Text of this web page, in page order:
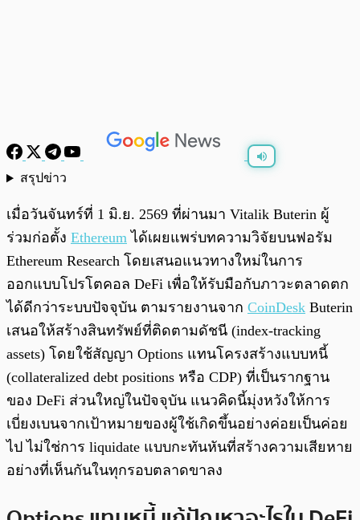
สรุปข่าว
เมื่อวันจันทร์ที่ 1 มิ.ย. 2569 ที่ผ่านมา Vitalik Buterin ผู้
ร่วมก่อตั้ง Ethereum ได้เผยแพร่บทความวิจัยบนฟอรัม
Ethereum Research โดยเสนอแนวทางใหม่ในการ
ออกแบบโปรโตคอล DeFi เพื่อให้รับมือกับภาวะตลาดตก
ได้ดีกว่าระบบปัจจุบัน ตามรายงานจาก CoinDesk Buterin
เสนอให้สร้างสินทรัพย์ที่ติดตามดัชนี (index-tracking
assets) โดยใช้สัญญา Options แทนโครงสร้างแบบหนี้
(collateralized debt positions หรือ CDP) ที่เป็นรากฐาน
ของ DeFi ส่วนใหญ่ในปัจจุบัน แนวคิดนี้มุ่งหวังให้การ
เบี่ยงเบนจากเป้าหมายของผู้ใช้เกิดขึ้นอย่างค่อยเป็นค่อย
ไป ไม่ใช่การ liquidate แบบกะทันหันที่สร้างความเสียหาย
อย่างที่เห็นกันในทุกรอบตลาดขาลง